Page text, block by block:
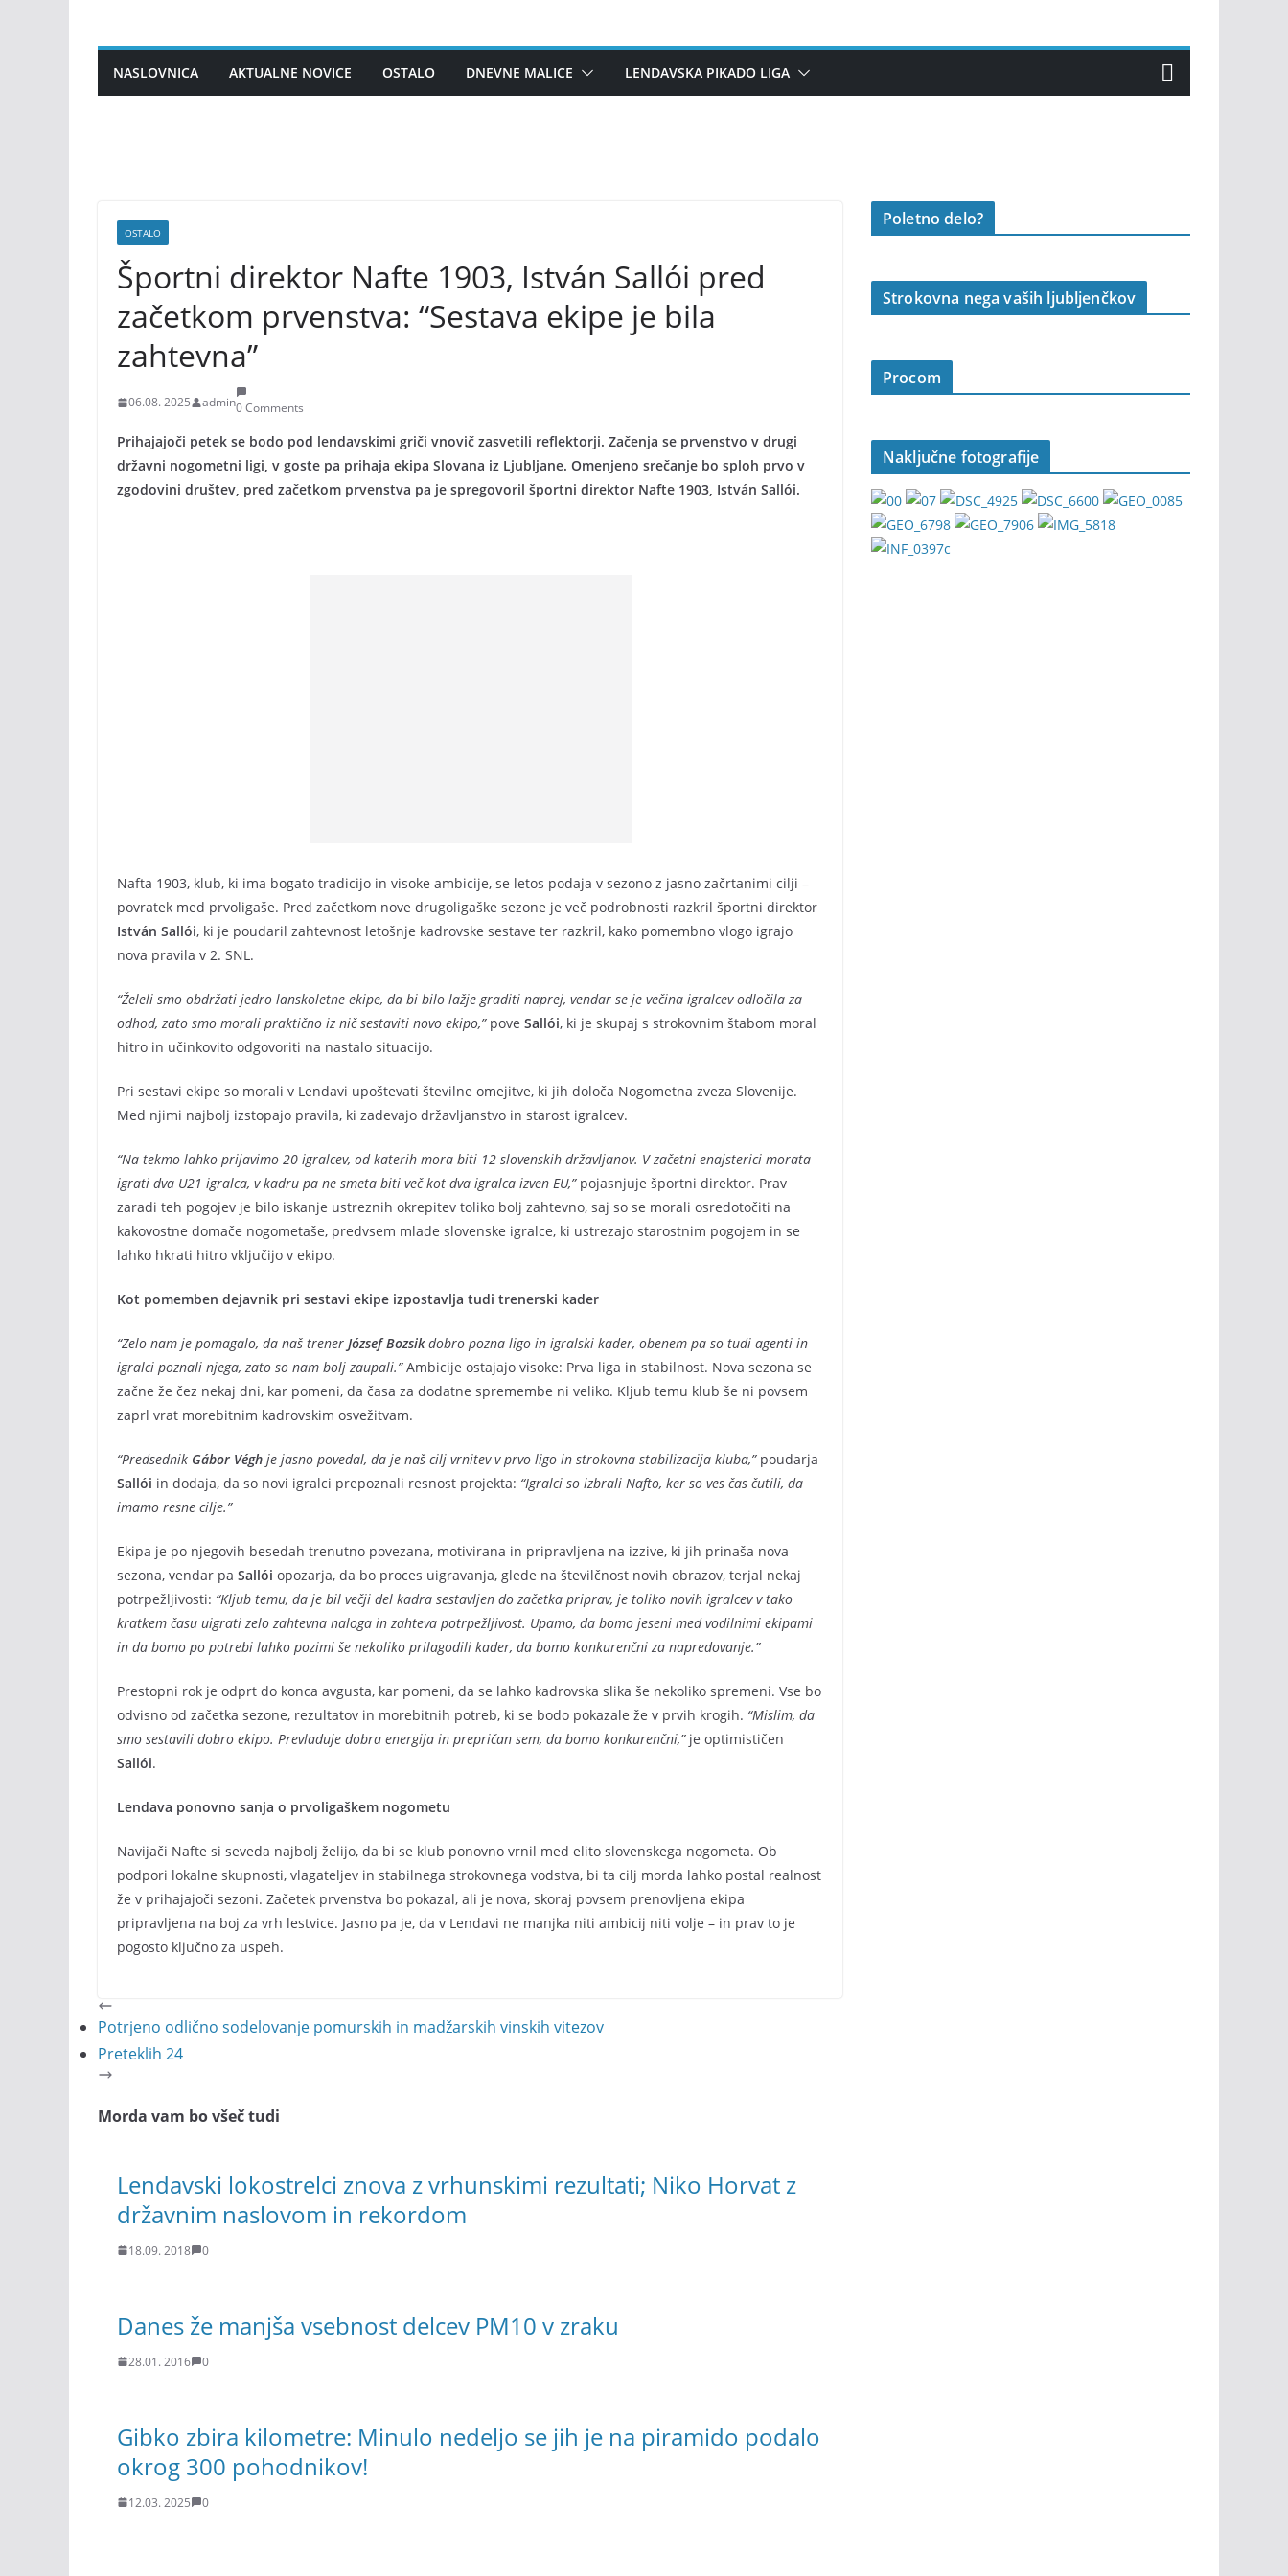
contentNASLOVNICA AKTUALNE NOVICE OSTALO DNEVNE MALICE LENDAVSKA PIKADO LIGA
OSTALO
Športni direktor Nafte 1903, István Sallói pred
začetkom prvenstva: “Sestava ekipe je bila
zahtevna”
06.08. 2025 admin0 Comments
Prihajajoči petek se bodo pod lendavskimi griči vnovič zasvetili reflektorji. Začenja se prvenstvo v drugi
državni nogometni ligi, v goste pa prihaja ekipa Slovana iz Ljubljane. Omenjeno srečanje bo sploh prvo v
zgodovini društev, pred začetkom prvenstva pa je spregovoril športni direktor Nafte 1903, István Sallói.
Nafta 1903, klub, ki ima bogato tradicijo in visoke ambicije, se letos podaja v sezono z jasno začrtanimi cilji –
povratek med prvoligaše. Pred začetkom nove drugoligaške sezone je več podrobnosti razkril športni direktor
István Sallói, ki je poudaril zahtevnost letošnje kadrovske sestave ter razkril, kako pomembno vlogo igrajo
nova pravila v 2. SNL.
“Želeli smo obdržati jedro lanskoletne ekipe, da bi bilo lažje graditi naprej, vendar se je večina igralcev odločila za
odhod, zato smo morali praktično iz nič sestaviti novo ekipo,”pove Sallói, ki je skupaj s strokovnim štabom moral
hitro in učinkovito odgovoriti na nastalo situacijo.
Pri sestavi ekipe so morali v Lendavi upoštevati številne omejitve, ki jih določa Nogometna zveza Slovenije.
Med njimi najbolj izstopajo pravila, ki zadevajo državljanstvo in starost igralcev.
“Na tekmo lahko prijavimo 20 igralcev, od katerih mora biti 12 slovenskih državljanov. V začetni enajsterici morata
igrati dva U21 igralca, v kadru pa ne smeta biti več kot dva igralca izven EU,”pojasnjuje športni direktor. Prav
zaradi teh pogojev je bilo iskanje ustreznih okrepitev toliko bolj zahtevno, saj so se morali osredotočiti na
kakovostne domače nogometaše, predvsem mlade slovenske igralce, ki ustrezajo starostnim pogojem in se
lahko hkrati hitro vključijo v ekipo.
Kot pomemben dejavnik pri sestavi ekipe izpostavlja tudi trenerski kader
“Zelo nam je pomagalo, da naš trener József Bozsikdobro pozna ligo in igralski kader, obenem pa so tudi agenti in
igralci poznali njega, zato so nam bolj zaupali.”Ambicije ostajajo visoke: Prva liga in stabilnost. Nova sezona se
začne že čez nekaj dni, kar pomeni, da časa za dodatne spremembe ni veliko. Kljub temu klub še ni povsem
zaprl vrat morebitnim kadrovskim osvežitvam.
“Predsednik Gábor Végh je jasno povedal, da je naš cilj vrnitev v prvo ligo in strokovna stabilizacija kluba,”poudarja
Sallói in dodaja, da so novi igralci prepoznali resnost projekta: “Igralci so izbrali Nafto, ker so ves čas čutili, da
imamo resne cilje.”
Ekipa je po njegovih besedah trenutno povezana, motivirana in pripravljena na izzive, ki jih prinaša nova
sezona, vendar pa Sallói opozarja, da bo proces uigravanja, glede na številčnost novih obrazov, terjal nekaj
potrpežljivosti: “Kljub temu, da je bil večji del kadra sestavljen do začetka priprav, je toliko novih igralcev v tako
kratkem času uigrati zelo zahtevna naloga in zahteva potrpežljivost. Upamo, da bomo jeseni med vodilnimi ekipami
in da bomo po potrebi lahko pozimi še nekoliko prilagodili kader, da bomo konkurenčni za napredovanje.”
Prestopni rok je odprt do konca avgusta, kar pomeni, da se lahko kadrovska slika še nekoliko spremeni. Vse bo
odvisno od začetka sezone, rezultatov in morebitnih potreb, ki se bodo pokazale že v prvih krogih. “Mislim, da
smo sestavili dobro ekipo. Prevladuje dobra energija in prepričan sem, da bomo konkurenčni,”je optimističen
Sallói.
Lendava ponovno sanja o prvoligaškem nogometu
Navijači Nafte si seveda najbolj želijo, da bi se klub ponovno vrnil med elito slovenskega nogometa. Ob
podpori lokalne skupnosti, vlagateljev in stabilnega strokovnega vodstva, bi ta cilj morda lahko postal realnost
že v prihajajoči sezoni. Začetek prvenstva bo pokazal, ali je nova, skoraj povsem prenovljena ekipa
pripravljena na boj za vrh lestvice. Jasno pa je, da v Lendavi ne manjka niti ambicij niti volje – in prav to je
pogosto ključno za uspeh.
Potrjeno odlično sodelovanje pomurskih in madžarskih vinskih vitezov
Preteklih 24
Morda vam bo všeč tudi
Lendavski lokostrelci znova z vrhunskimi rezultati; Niko Horvat z
državnim naslovom in rekordom
18.09. 2018 0
Danes že manjša vsebnost delcev PM10 v zraku
28.01. 2016 0
Gibko zbira kilometre: Minulo nedeljo se jih je na piramido podalo
okrog 300 pohodnikov!
12.03. 2025 0
Poletno delo?
Strokovna nega vaših ljubljenčkov
Procom
Naključne fotografije